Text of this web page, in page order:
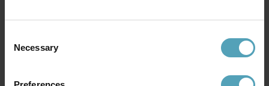
Selection
Necessary
STRÖMSHAGA
Fotogenlampa Elvira Stor